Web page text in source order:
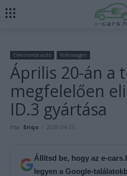
Elektromos autó Volkswagen
Április 20-án a
megfelelően
ID.3 gyártása
Írta: Eriqo - 2020-04-25
Állítsd be, hogy az e-
legyen a Google-